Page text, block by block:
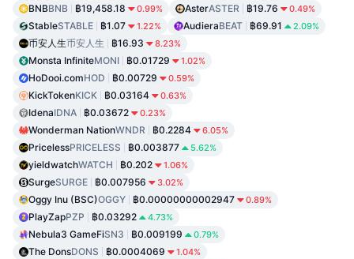
BNBBNB ฿19,458.18 0.99% AsterASTER ฿19.76 0.49%
StableSTABLE ฿1.07 1.22% AudieraBEAT ฿69.91 2.09%
币安人生币安人生 ฿16.93 8.23%
Monsta InfiniteMONI ฿0.01729 1.02%
HoDooi.comHOD ฿0.00729 0.59%
KickTokenKICK ฿0.03164 0.63%
IdenaIDNA ฿0.03672 0.23%
Wonderman NationWNDR ฿0.2284 6.05%
PricelessPRICELESS ฿0.003877 5.62%
yieldwatchWATCH ฿0.202 1.06%
SurgeSURGE ฿0.007956 3.02%
Oggy Inu (BSC)OGGY ฿0.00000000002947 0.89%
PlayZapPZP ฿0.03292 4.73%
Nebula3 GameFiSN3 ฿0.009199 0.79%
The DonsDONS ฿0.0004069 1.04%